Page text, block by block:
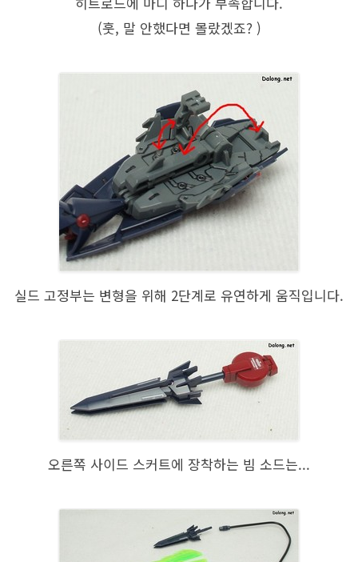
(훗, 말 안했다면 몰랐겠죠? )
실드 고정부는 변형을 위해 2단계로 유연하게 움직입니다.
오른쪽 사이드 스커트에 장착하는 빔 소드는...